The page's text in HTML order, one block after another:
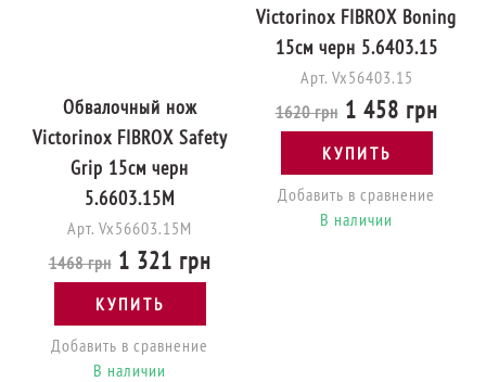
Обвалочный нож
Victorinox FIBROX Safety
Grip 15см черн
5.6603.15M
Арт. Vx56603.15M
1468 грн1 321 грн
КУПИТЬ
Добавить в сравнение
В наличии
Victorinox FIBROX Boning
15см черн 5.6403.15
Арт. Vx56403.15
1620 грн1 458 грн
КУПИТЬ
Добавить в сравнение
В наличии